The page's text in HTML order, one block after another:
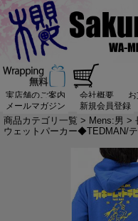
実店舗のご案内 会社概要
メールマガジン
新規会員登録
商品カテゴリ一覧 > Mens:男 >
ウェットパーカー◆TEDMAN/